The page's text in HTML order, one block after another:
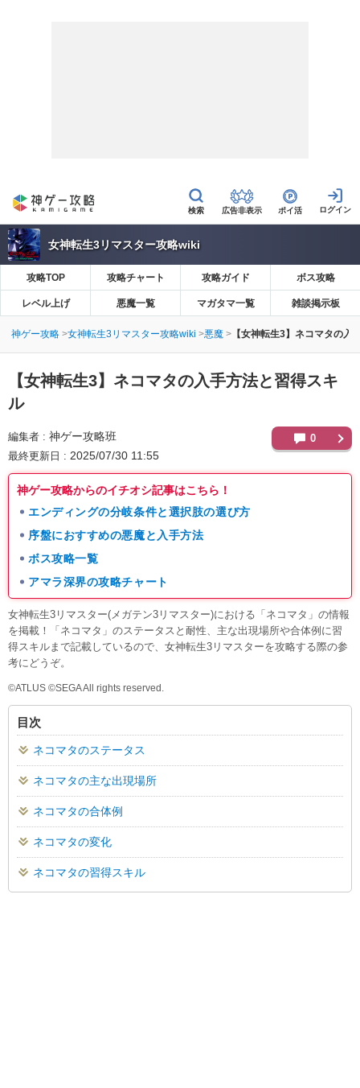
広告非表示 ポイ活
女神転生3リマスター攻略wiki
攻略TOP 攻略チャート 攻略ガイド ボス攻略
レベル上げ 悪魔一覧 マガタマ一覧 雑談掲示板
神ゲー攻略 女神転生3リマスター攻略wiki 悪魔 【女神転生3】ネコマタの入
【女神転生3】 ネコマタの入手方法と習得スキ
ル
編集者 神ゲー攻略班
最終更新日 2025/07/30 11:55
0
神ゲー攻略からのイチオシ記事はこちら！
エンディングの分岐条件と選択肢の選び方
序盤におすすめの悪魔と入手方法
ボス攻略一覧
アマラ深界の攻略チャート
女神転生3リマスター(メガテン3リマスター)における「ネコマタ」の情報
を掲載！「ネコマタ」のステータスと耐性、主な出現場所や合体例に習
得スキルまで記載しているので、女神転生3リマスターを攻略する際の参
考にどうぞ。
©ATLUS ©SEGA All rights reserved.
目次
ネコマタのステータス
ネコマタの主な出現場所
ネコマタの合体例
ネコマタの変化
ネコマタの習得スキル